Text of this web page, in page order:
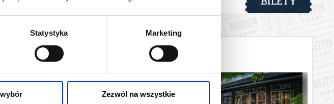
Statystyka Marketing
Zezwól na wszystkie
wydarzenia, gwarantujemy automatyczny zwrot środków potwierdzony komunikatem